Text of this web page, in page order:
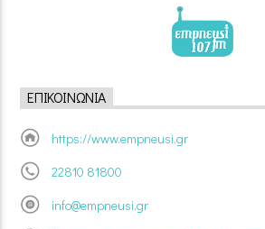
ΕΠΙΚΟΙΝΩΝΊΑ
https://www.empneusi.gr
22810 81800
info@empneusi.gr